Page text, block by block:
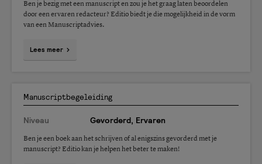
Ben je bezig met een manuscript en zou je het graag laten beoordelen
door een ervaren redacteur? Editio biedt je die mogelijkheid in de vorm
van een Manuscriptadvies.
Lees meer
Manuscriptbegeleiding
Niveau Gevorderd, Ervaren
Ben je een boek aan het schrijven of al enigszins gevorderd met je
manuscript? Editio kan je helpen het beter te maken!